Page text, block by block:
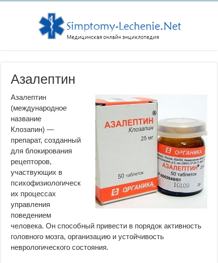
Азалептин
Азалептин
(международное
название
Клозапин) —
препарат, созданный
для блокирования
рецепторов,
участвующих в
психофизиологическ
их процессах
управления
поведением
человека. Он способный привести в порядок активность
головного мозга, организацию и устойчивость
неврологического состояния.